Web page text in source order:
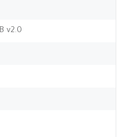
v2.0